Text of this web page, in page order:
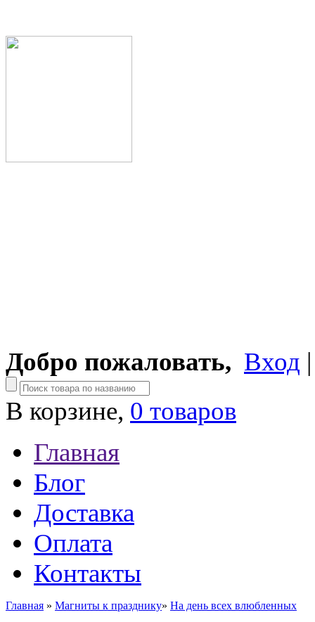
Добро пожаловать, Вход
В корзине, 0 товаров
Главная
Блог
Доставка
Оплата
Контакты
Главная » Магниты к празднику» На день всех влюбленных